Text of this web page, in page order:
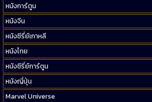
หนังการ์ตูน
หนังจีน
หนังซีรี่ย์เกาหลี
หนังไทย
หนังซีรี่ย์การ์ตูน
หนังญี่ปุ่น
Marvel Universe